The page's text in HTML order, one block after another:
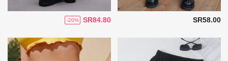
SR58.00
SR84.80
-20%